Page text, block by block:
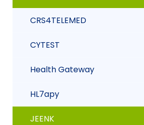
CORVO3D
HYPERPEER
CRS4TELEMED
CYTEST
Health Gateway
HL7apy
JEENK